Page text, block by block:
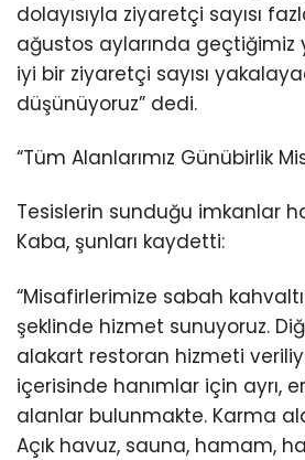
dolayısıyla ziyaretçi sayısı
ağustos aylarında geçtiğimiz
iyi bir ziyaretçi sayısı
düşünüyoruz” dedi.
“Tüm Alanlarımız Günübirlik
Tesislerin sunduğu imkanlar
Kaba, şunları kaydetti:
“Misafirlerimize sabah
şeklinde hizmet sunuyoruz.
alakart restoran hizmeti
içerisinde hanımlar için ayrı,
alanlar bulunmakte. Karma
Açık havuz, sauna, hamam,